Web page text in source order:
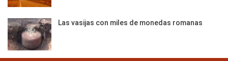
Las vasijas con miles de monedas romanas